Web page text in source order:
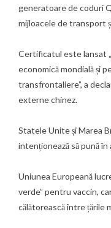
generatoare decoduri
mijloacele de transport
Certificatul este lansat
economică mondială și
transfrontaliere”, a
externe chinez.
Statele Unite și Marea
intenționează să pună
Uniunea Europeană
verde” pentru vaccin,
călătorească între țările